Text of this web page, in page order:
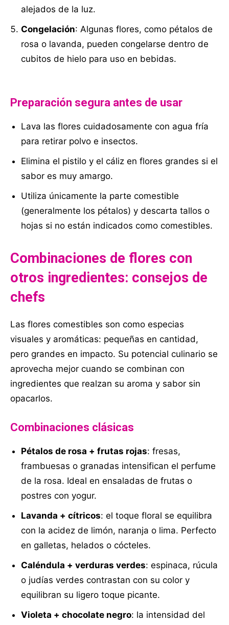
alejados de la luz.
Congelación: Algunas flores, como pétalos de
rosa o lavanda, pueden congelarse dentro de
cubitos de hielo para uso en bebidas.
Preparación segura antes de usar
Lava las flores cuidadosamente con agua fría
para retirar polvo e insectos.
Elimina el pistilo y el cáliz en flores grandes si el
sabor es muy amargo.
Utiliza únicamente la parte comestible
(generalmente los pétalos) y descarta tallos o
hojas si no están indicados como comestibles.
Combinaciones de flores con
otros ingredientes: consejos de
chefs
Las flores comestibles son como especias
visuales y aromáticas: pequeñas en cantidad,
pero grandes en impacto. Su potencial culinario se
aprovecha mejor cuando se combinan con
ingredientes que realzan su aroma y sabor sin
opacarlos.
Combinaciones clásicas
Pétalos de rosa + frutas rojas: fresas,
frambuesas o granadas intensifican el perfume
de la rosa. Ideal en ensaladas de frutas o
postres con yogur.
Lavanda + cítricos: el toque floral se equilibra
con la acidez de limón, naranja o lima. Perfecto
en galletas, helados o cócteles.
Caléndula + verduras verdes: espinaca, rúcula
o judías verdes contrastan con su color y
equilibran su ligero toque picante.
Violeta + chocolate negro: la intensidad del